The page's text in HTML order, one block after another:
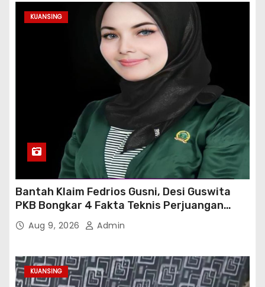
KUANSING
Bantah Klaim Fedrios Gusni, Desi Guswita
PKB Bongkar 4 Fakta Teknis Perjuangan
Jalan Simpang Sambung
Aug 9, 2026 Admin
KUANSING